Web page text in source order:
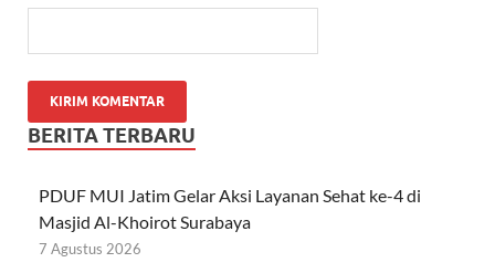
BERITA TERBARU
PDUF MUI Jatim Gelar Aksi Layanan Sehat ke-4 di
Masjid Al-Khoirot Surabaya
7 Agustus 2026